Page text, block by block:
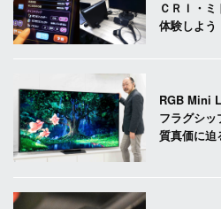
ＣＲＩ・
体験しよう
RGB Mini
フラグシ
質真価に迫